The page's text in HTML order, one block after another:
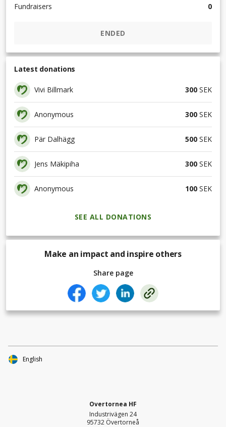
Fundraisers
0
ENDED
Latest donations
Vivi Billmark 300 SEK
Anonymous 300 SEK
Pär Dalhägg 500 SEK
Jens Mäkipiha 300 SEK
Anonymous 100 SEK
SEE ALL DONATIONS
Make an impact and inspire others
Share page
Overtornea HF
Industrivägen 24
95732 Övertorneå
English